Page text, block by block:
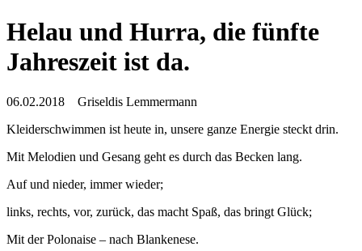
Helau und Hurra, die fünfte
Jahreszeit ist da.
06.02.2018
Griseldis Lemmermann
Kleiderschwimmen ist heute in, unsere ganze Energie steckt drin.
Mit Melodien und Gesang geht es durch das Becken lang.
Auf und nieder, immer wieder;
links, rechts, vor, zurück, das macht Spaß, das bringt Glück;
Mit der Polonaise – nach Blankenese.